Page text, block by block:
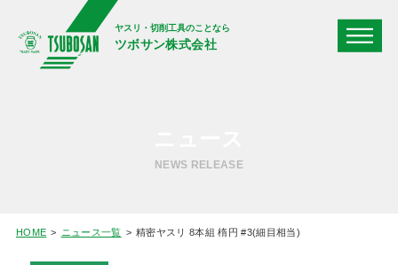
ヤスリ・切削工具のことなら
ツボサン株式会社
NEWS RELEASE
HOME ニュース一覧 精密ヤスリ 8本組 楕円 #3(細目相当)